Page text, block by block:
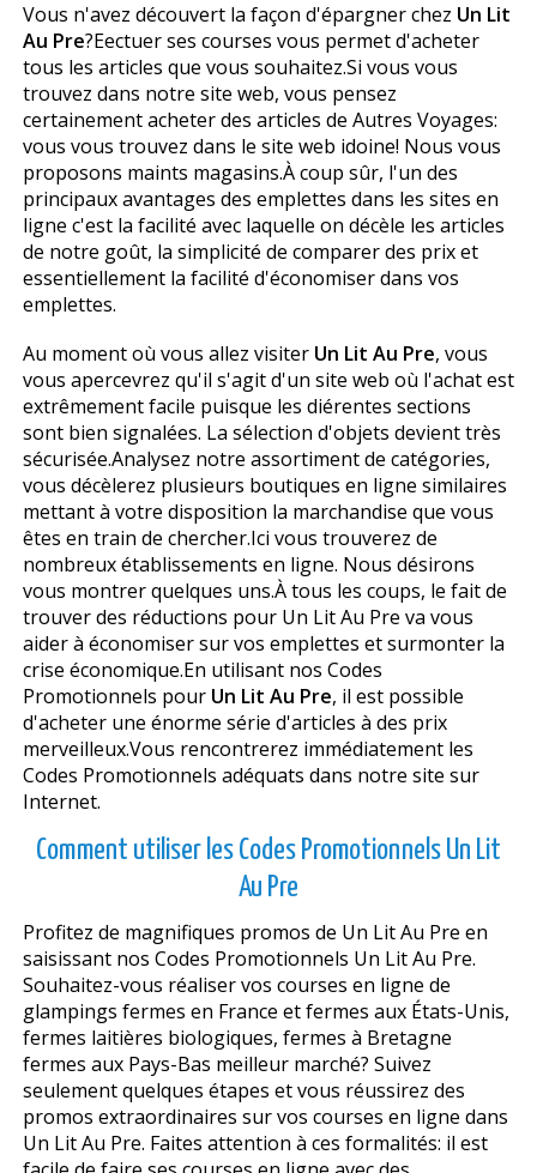
Vous n'avez découvert la façon d'épargner chez Un Lit
Au Pre?Effectuer ses courses vous permet d'acheter
tous les articles que vous souhaitez.Si vous vous
trouvez dans notre site web, vous pensez
certainement acheter des articles de Autres Voyages:
vous vous trouvez dans le site web idoine! Nous vous
proposons maints magasins.À coup sûr, l'un des
principaux avantages des emplettes dans les sites en
ligne c'est la facilité avec laquelle on décèle les articles
de notre goût, la simplicité de comparer des prix et
essentiellement la facilité d'économiser dans vos
emplettes.
Au moment où vous allez visiter Un Lit Au Pre, vous
vous apercevrez qu'il s'agit d'un site web où l'achat est
extrêmement facile puisque les différentes sections
sont bien signalées. La sélection d'objets devient très
sécurisée.Analysez notre assortiment de catégories,
vous décèlerez plusieurs boutiques en ligne similaires
mettant à votre disposition la marchandise que vous
êtes en train de chercher.Ici vous trouverez de
nombreux établissements en ligne. Nous désirons
vous montrer quelques uns.À tous les coups, le fait de
trouver des réductions pour Un Lit Au Pre va vous
aider à économiser sur vos emplettes et surmonter la
crise économique.En utilisant nos Codes
Promotionnels pour Un Lit Au Pre, il est possible
d'acheter une énorme série d'articles à des prix
merveilleux.Vous rencontrerez immédiatement les
Codes Promotionnels adéquats dans notre site sur
Internet.
Comment utiliser les Codes Promotionnels Un Lit
Au Pre
Profitez de magnifiques promos de Un Lit Au Pre en
saisissant nos Codes Promotionnels Un Lit Au Pre.
Souhaitez-vous réaliser vos courses en ligne de
glampings fermes en France et fermes aux États-Unis,
fermes laitières biologiques, fermes à Bretagne
fermes aux Pays-Bas meilleur marché? Suivez
seulement quelques étapes et vous réussirez des
promos extraordinaires sur vos courses en ligne dans
Un Lit Au Pre. Faites attention à ces formalités: il est